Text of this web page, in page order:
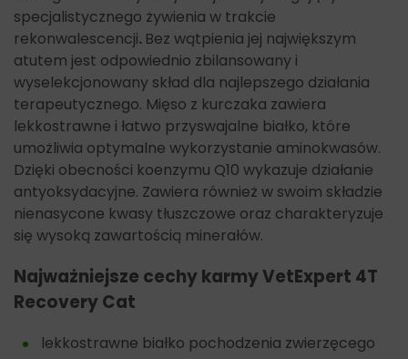
specjalistycznego żywienia w trakcie
rekonwalescencji. Bez wątpienia jej największym
atutem jest odpowiednio zbilansowany i
wyselekcjonowany skład dla najlepszego działania
terapeutycznego. Mięso z kurczaka zawiera
lekkostrawne i łatwo przyswajalne białko, które
umożliwia optymalne wykorzystanie aminokwasów.
Dzięki obecności koenzymu Q10 wykazuje działanie
antyoksydacyjne. Zawiera również w swoim składzie
nienasycone kwasy tłuszczowe oraz charakteryzuje
się wysoką zawartością minerałów.
Najważniejsze cechy karmy VetExpert 4T
Recovery Cat
lekkostrawne białko pochodzenia zwierzęcego